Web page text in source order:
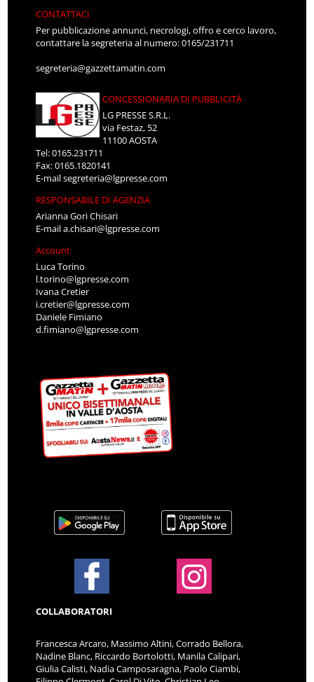
CONTATTACI
Per pubblicazione annunci, necrologi, offro e cerco lavoro,
contattare la segreteria al numero: 0165/231711
segreteria@gazzettamatin.com
CONCESSIONARIA DI PUBBLICITÀ
LG PRESSE S.R.L.
via Festaz, 52
11100 AOSTA
Tel: 0165.231711
Fax: 0165.1820141
E-mailsegreteria@lgpresse.com
RESPONSABILE DI AGENZIA
Arianna Gori Chisari
E-maila.chisari@lgpresse.com
Account
Luca Torino
l.torino@lgpresse.com
Ivana Cretier
i.cretier@lgpresse.com
Daniele Fimiano
d.fimiano@lgpresse.com
COLLABORATORI
Francesca Arcaro, Massimo Altini, Corrado Bellora,
Nadine Blanc, Riccardo Bortolotti, Manila Calipari,
Giulia Calisti, Nadia Camposaragna, Paolo Ciambi,